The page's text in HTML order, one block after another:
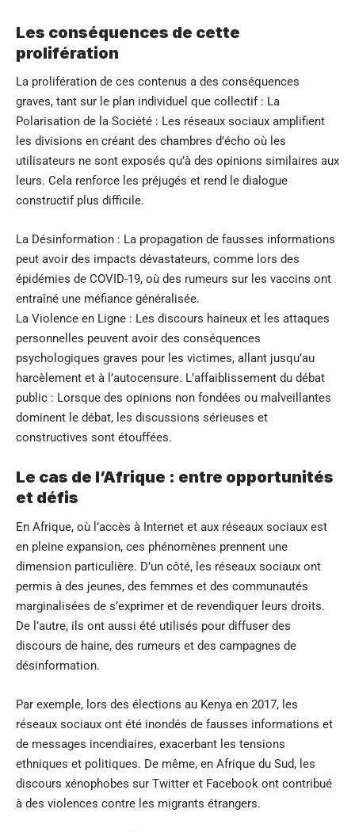
Les conséquences de cette
prolifération
La prolifération de ces contenus a des conséquences
graves, tant sur le plan individuel que collectif : La
Polarisation de la Société : Les réseaux sociaux amplifient
les divisions en créant des chambres d’écho où les
utilisateurs ne sont exposés qu’à des opinions similaires aux
leurs. Cela renforce les préjugés et rend le dialogue
constructif plus difficile.
La Désinformation : La propagation de fausses informations
peut avoir des impacts dévastateurs, comme lors des
épidémies de COVID-19, où des rumeurs sur les vaccins ont
entraîné une méfiance généralisée.
La Violence en Ligne : Les discours haineux et les attaques
personnelles peuvent avoir des conséquences
psychologiques graves pour les victimes, allant jusqu’au
harcèlement et à l’autocensure. L’affaiblissement du débat
public : Lorsque des opinions non fondées ou malveillantes
dominent le débat, les discussions sérieuses et
constructives sont étouffées.
Le cas de l’Afrique : entre opportunités
et défis
En Afrique, où l’accès à Internet et aux réseaux sociaux est
en pleine expansion, ces phénomènes prennent une
dimension particulière. D’un côté, les réseaux sociaux ont
permis à des jeunes, des femmes et des communautés
marginalisées de s’exprimer et de revendiquer leurs droits.
De l’autre, ils ont aussi été utilisés pour diffuser des
discours de haine, des rumeurs et des campagnes de
désinformation.
Par exemple, lors des élections au Kenya en 2017, les
réseaux sociaux ont été inondés de fausses informations et
de messages incendiaires, exacerbant les tensions
ethniques et politiques. De même, en Afrique du Sud, les
discours xénophobes sur Twitter et Facebook ont contribué
à des violences contre les migrants étrangers.